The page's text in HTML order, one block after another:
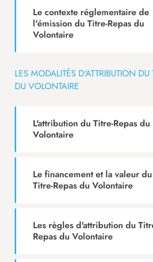
Le contexte réglementaire de
l'émission du Titre-Repas du
Volontaire
LES MODALITÉS D'ATTRIBUTION DU
DU VOLONTAIRE
L'attribution du Titre-Repas du
Volontaire
Le financement et la valeur du
Titre-Repas du Volontaire
Les règles d'attribution du
Repas du Volontaire